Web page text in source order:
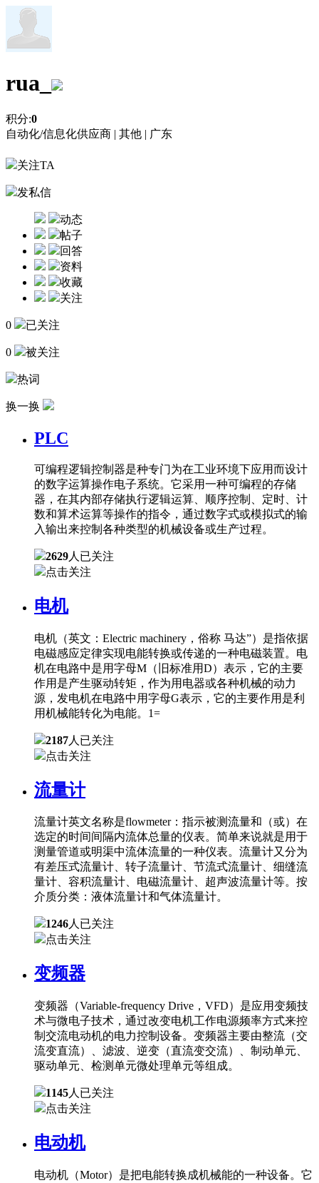
rua_
积分:0
自动化/信息化供应商 | 其他 | 广东
关注TA
发私信
动态
帖子
回答
资料
收藏
关注
0 已关注
0 被关注
热词
换一换
PLC
可编程逻辑控制器是种专门为在工业环境下应用而设计
的数字运算操作电子系统。它采用一种可编程的存储
器，在其内部存储执行逻辑运算、顺序控制、定时、计
数和算术运算等操作的指令，通过数字式或模拟式的输
入输出来控制各种类型的机械设备或生产过程。
2629人已关注
点击关注
电机
电机（英文：Electric machinery，俗称 马达”）是指依据
电磁感应定律实现电能转换或传递的一种电磁装置。电
机在电路中是用字母M（旧标准用D）表示，它的主要
作用是产生驱动转矩，作为用电器或各种机械的动力
源，发电机在电路中用字母G表示，它的主要作用是利
用机械能转化为电能。1=
2187人已关注
点击关注
流量计
流量计英文名称是flowmeter：指示被测流量和（或）在
选定的时间间隔内流体总量的仪表。简单来说就是用于
测量管道或明渠中流体流量的一种仪表。流量计又分为
有差压式流量计、转子流量计、节流式流量计、细缝流
量计、容积流量计、电磁流量计、超声波流量计等。按
介质分类：液体流量计和气体流量计。
1246人已关注
点击关注
变频器
变频器（Variable-frequency Drive，VFD）是应用变频技
术与微电子技术，通过改变电机工作电源频率方式来控
制交流电动机的电力控制设备。变频器主要由整流（交
流变直流）、滤波、逆变（直流变交流）、制动单元、
驱动单元、检测单元微处理单元等组成。
1145人已关注
点击关注
电动机
电动机（Motor）是把电能转换成机械能的一种设备。它